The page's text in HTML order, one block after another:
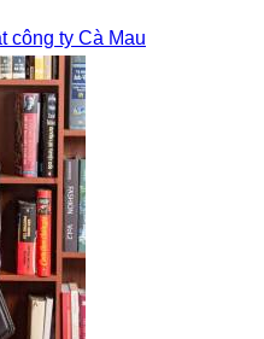
công ty Cà Mau